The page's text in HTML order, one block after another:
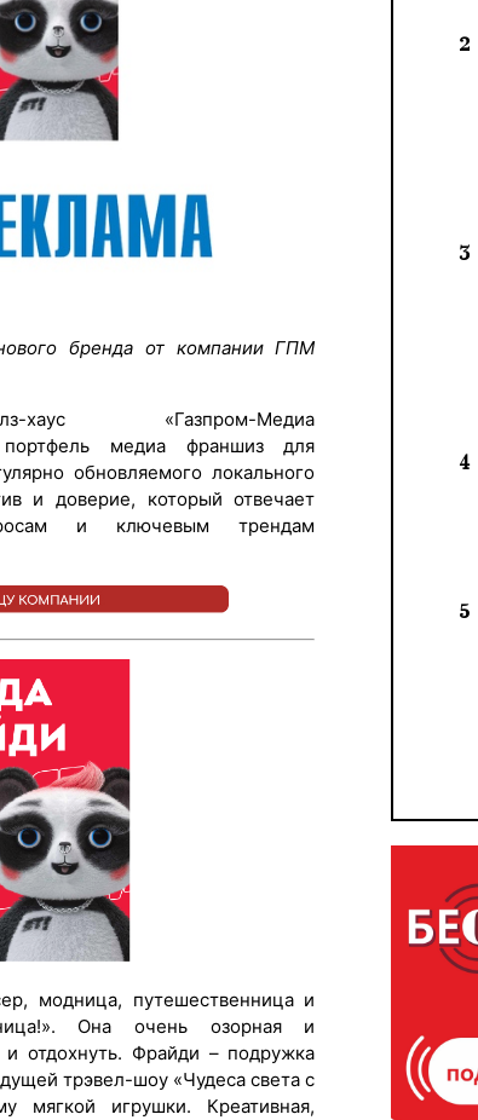
бренда от компании ГПМ
«Газпром-Медиа
портфель медиа франшиз для
обновляемого локального
и доверие, который отвечает
и ключевым трендам
модница, путешественница и
Она очень озорная и
отдохнуть. Фрайди – подружка
трэвел-шоу «Чудеса света с
мягкой игрушки. Креативная,
2
3
4
5